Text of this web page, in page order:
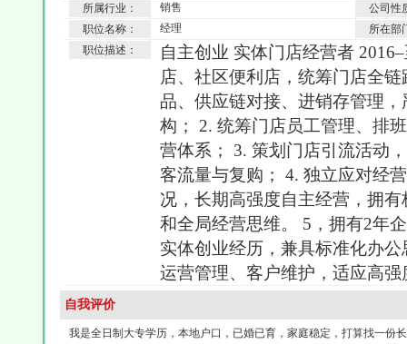
所属行业：
销售
公司性
职位名称：
经理
所在部
职位描述：
自主创业 实体门店经营者
店、社区便利店，统筹门店全
品、供应链对接、进销存管理
构； 2. 统筹门店员工管理、排
营体系； 3. 策划门店引流活动
客流量与复购； 4. 独立应对经
况，长期高强度自主经营，拥
和全局经营思维。 5，拥有2年
实体创业经历，兼具标准化办
运营管理、客户维护，适应高
自我评价
我是全日制大专学历，本地户口，已婚已育，家庭稳定，打算找一份